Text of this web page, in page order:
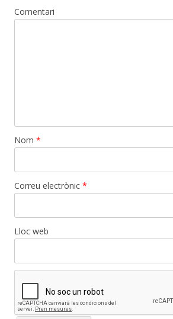
Comentari
Nom *
Correu electrònic *
Lloc web